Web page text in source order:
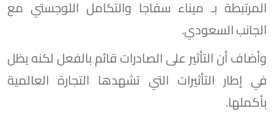
المرتبطة بـ ميناء سفاجا والتكامل اللوجستي مع
الجانب السعودي.
وأضاف أن التأثير على الصادرات قائم بالفعل لكنه يظل
في إطار التأثيرات التي تشهدها التجارة العالمية
بأكملها.